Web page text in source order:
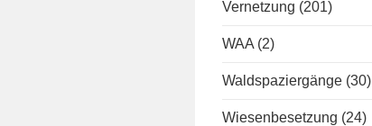
Vernetzung (201)
WAA (2)
Waldspaziergänge (30)
Wiesenbesetzung (24)